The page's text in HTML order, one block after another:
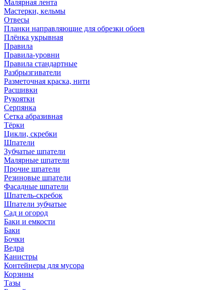
Малярная лента
Мастерки, кельмы
Отвесы
Планки направляющие для обрезки обоев
Плёнка укрывная
Правила
Правила-уровни
Правила стандартные
Разбрызгиватели
Разметочная краска, нити
Расшивки
Рукоятки
Серпянка
Сетка абразивная
Тёрки
Цикли, скребки
Шпатели
Зубчатые шпатели
Малярные шпатели
Прочие шпатели
Резиновые шпатели
Фасадные шпатели
Шпатель-скребок
Шпатели зубчатые
Сад и огород
Баки и емкости
Баки
Бочки
Ведра
Канистры
Контейнеры для мусора
Корзины
Тазы